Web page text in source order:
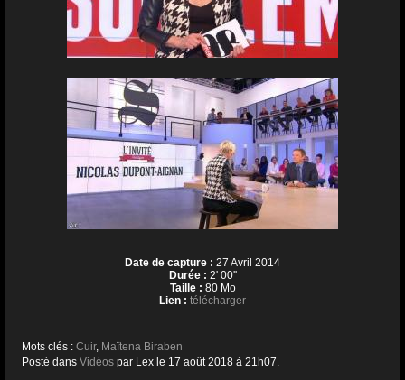
Date de capture : 27 Avril 2014
Durée : 2' 00''
Taille : 80 Mo
Lien : télécharger
Mots clés : Cuir, Maïtena Biraben
Posté dans Vidéos par Lex le 17 août 2018 à 21h07.